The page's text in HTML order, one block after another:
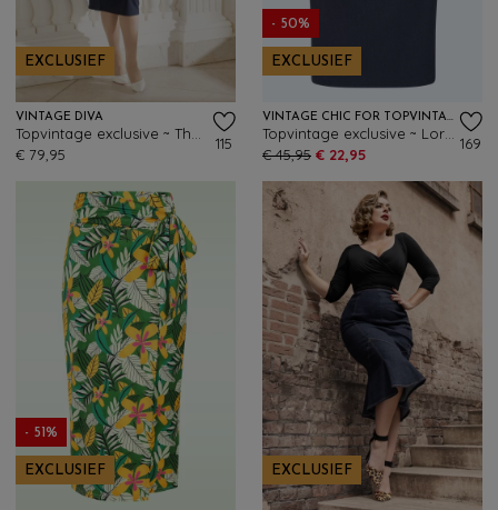
EXCLUSIEF
VINTAGE DIVA
€ 79,95
115
- 50%
EXCLUSIEF
VINTAGE CHIC FOR TOPVINTAGE
€ 45,95 € 22,95
169
- 51%
EXCLUSIEF EXCLUSIEF